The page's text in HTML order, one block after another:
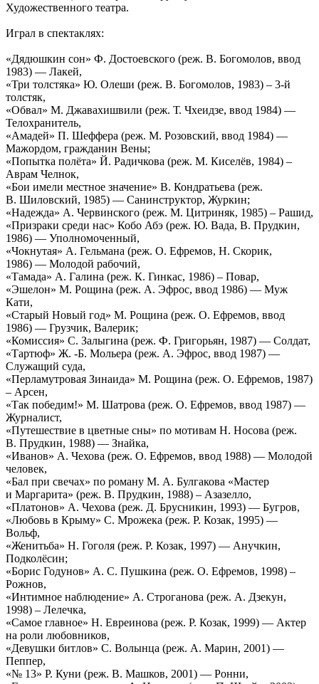
Художественного театра.
Играл в спектаклях:
«Дядюшкин сон» Ф. Достоевского (реж. В. Богомолов, ввод
1983) — Лакей,
«Три толстяка» Ю. Олеши (реж. В. Богомолов, 1983) – 3-й
толстяк,
«Обвал» М. Джавахишвили (реж. Т. Чхеидзе, ввод 1984) —
Телохранитель,
«Амадей» П. Шеффера (реж. М. Розовский, ввод 1984) —
Мажордом, гражданин Вены;
«Попытка полёта» Й. Радичкова (реж. М. Киселёв, 1984) –
Аврам Челнок,
«Бои имели местное значение» В. Кондратьева (реж.
В. Шиловский, 1985) — Санинструктор, Журкин;
«Надежда» А. Червинского (реж. М. Цитриняк, 1985) – Рашид,
«Призраки среди нас» Кобо Абэ (реж. Ю. Вада, В. Прудкин,
1986) — Уполномоченный,
«Чокнутая» А. Гельмана (реж. О. Ефремов, Н. Скорик,
1986) — Молодой рабочий,
«Тамада» А. Галина (реж. К. Гинкас, 1986) – Повар,
«Эшелон» М. Рощина (реж. А. Эфрос, ввод 1986) — Муж
Кати,
«Старый Новый год» М. Рощина (реж. О. Ефремов, ввод
1986) — Грузчик, Валерик;
«Комиссия» С. Залыгина (реж. Ф. Григорьян, 1987) — Солдат,
«Тартюф» Ж. -Б. Мольера (реж. А. Эфрос, ввод 1987) —
Служащий суда,
«Перламутровая Зинаида» М. Рощина (реж. О. Ефремов, 1987)
– Арсен,
«Так победим!» М. Шатрова (реж. О. Ефремов, ввод 1987) —
Журналист,
«Путешествие в цветные сны» по мотивам Н. Носова (реж.
В. Прудкин, 1988) — Знайка,
«Иванов» А. Чехова (реж. О. Ефремов, ввод 1988) — Молодой
человек,
«Бал при свечах» по роману М. А. Булгакова «Мастер
и Маргарита» (реж. В. Прудкин, 1988) – Азазелло,
«Платонов» А. Чехова (реж. Д. Брусникин, 1993) — Бугров,
«Любовь в Крыму» С. Мрожека (реж. Р. Козак, 1995) —
Вольф,
«Женитьба» Н. Гоголя (реж. Р. Козак, 1997) — Анучкин,
Подколёсин;
«Борис Годунов» А. С. Пушкина (реж. О. Ефремов, 1998) –
Рожнов,
«Интимное наблюдение» А. Строганова (реж. А. Дзекун,
1998) – Лелечка,
«Самое главное» Н. Евреинова (реж. Р. Козак, 1999) — Актер
на роли любовников,
«Девушки битлов» С. Волынца (реж. А. Марин, 2001) —
Пеппер,
«№ 13» Р. Куни (реж. В. Машков, 2001) — Ронни,